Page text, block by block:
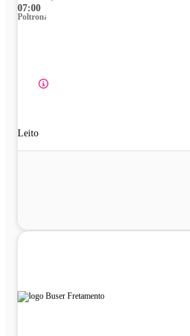
07:00
Poltrona
Leito